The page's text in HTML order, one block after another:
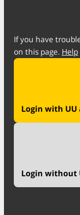
If you have
on this page. Help
Login with UU
Login without